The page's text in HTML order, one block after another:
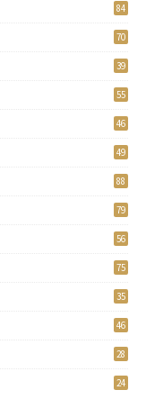
84
70
39
55
46
49
88
79
56
75
35
46
28
24